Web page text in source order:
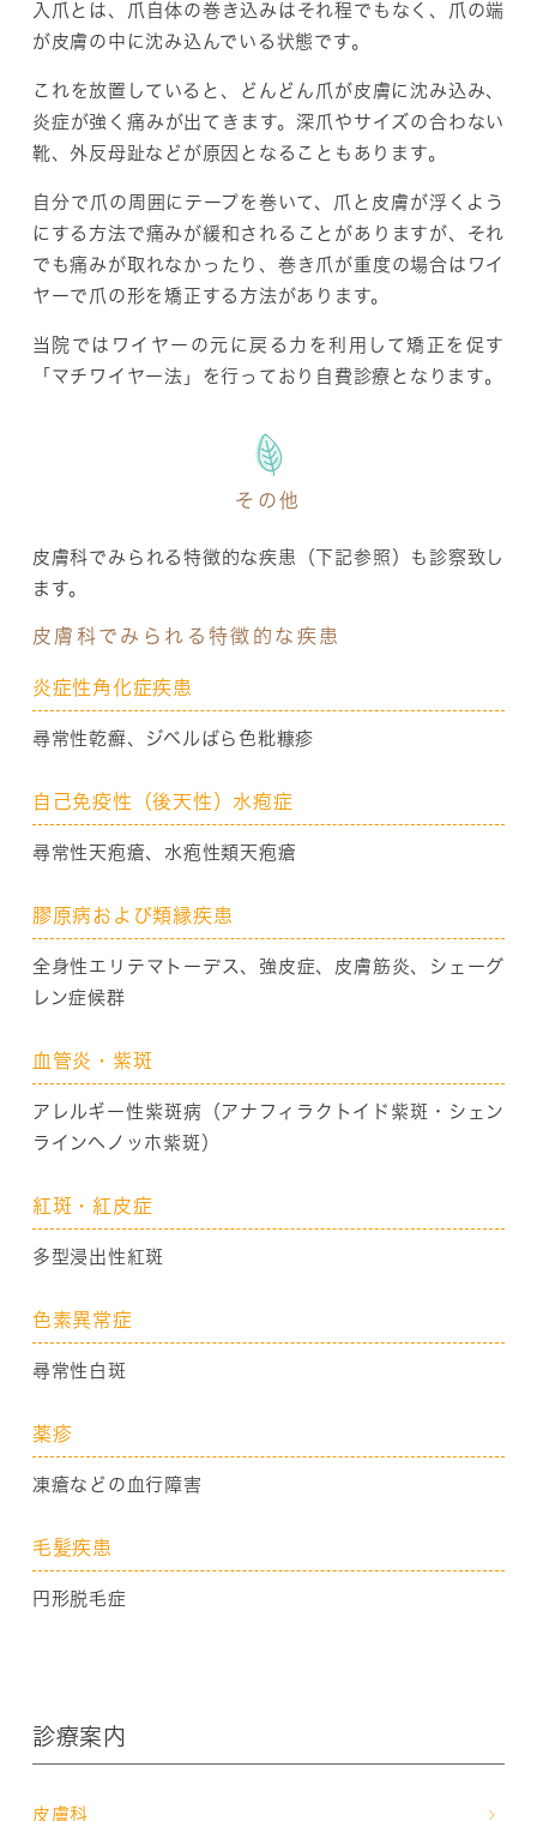
入爪とは、爪自体の巻き込みはそれ程でもなく、爪の端
が皮膚の中に沈み込んでいる状態です。
これを放置していると、どんどん爪が皮膚に沈み込み、
炎症が強く痛みが出てきます。深爪やサイズの合わない
靴、外反母趾などが原因となることもあります。
自分で爪の周囲にテープを巻いて、爪と皮膚が浮くよう
にする方法で痛みが緩和されることがありますが、それ
でも痛みが取れなかったり、巻き爪が重度の場合はワイ
ヤーで爪の形を矯正する方法があります。
当院ではワイヤーの元に戻る力を利用して矯正を促す
「マチワイヤー法」を行っており自費診療となります。
その他
皮膚科でみられる特徴的な疾患（下記参照）も診察致し
ます。
皮膚科でみられる特徴的な疾患
炎症性角化症疾患
尋常性乾癬、ジベルばら色粃糠疹
自己免疫性（後天性）水疱症
尋常性天疱瘡、水疱性類天疱瘡
膠原病および類縁疾患
全身性エリテマトーデス、強皮症、皮膚筋炎、シェーグ
レン症候群
血管炎・紫斑
アレルギー性紫斑病（アナフィラクトイド紫斑・シェン
ラインヘノッホ紫斑）
紅斑・紅皮症
多型浸出性紅斑
色素異常症
尋常性白斑
薬疹
凍瘡などの血行障害
毛髪疾患
円形脱毛症
診療案内
皮膚科